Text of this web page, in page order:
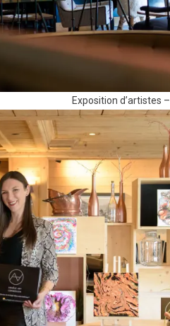
Exposition d’artistes